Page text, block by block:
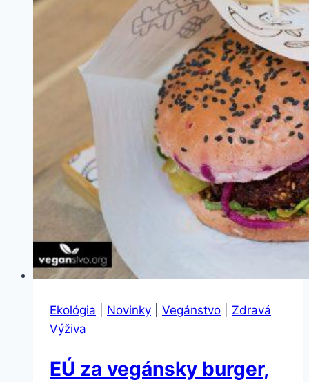
Ekológia Novinky Vegánstvo
Zdravá
Výživa
EÚ za vegánsky burger,